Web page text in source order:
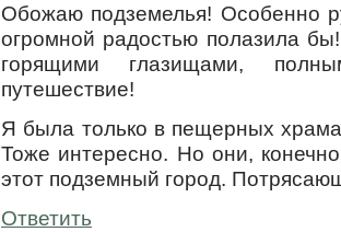
Обожаю подземелья! Особенно
огромной радостью полазила
горящими глазищами,
путешествие!
Я была только в пещерных
Тоже интересно. Но они,
этот подземный город.
Ответить